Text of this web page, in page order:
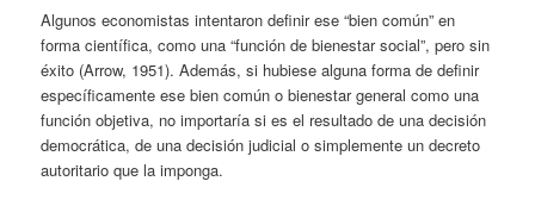
Algunos economistas intentaron definir ese “bien común” en
forma científica, como una “función de bienestar social”, pero sin
éxito (Arrow, 1951). Además, si hubiese alguna forma de definir
específicamente ese bien común o bienestar general como una
función objetiva, no importaría si es el resultado de una decisión
democrática, de una decisión judicial o simplemente un decreto
autoritario que la imponga.